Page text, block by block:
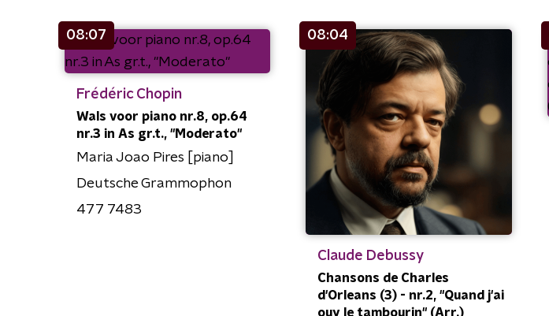
08:07
Frédéric Chopin
Wals voor piano nr.8, op.64
nr.3 in As gr.t., "Moderato"
Maria Joao Pires [piano]
Deutsche Grammophon
477 7483
08:04
Claude Debussy
Chansons de Charles
d'Orleans (3) - nr.2, "Quand j'ai
ouy le tambourin" (Arr.)